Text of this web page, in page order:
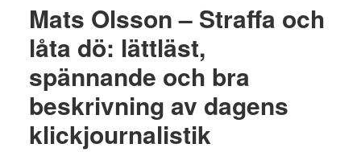
Mats Olsson – Straffa och
låta dö: lättläst,
spännande och bra
beskrivning av dagens
klickjournalistik